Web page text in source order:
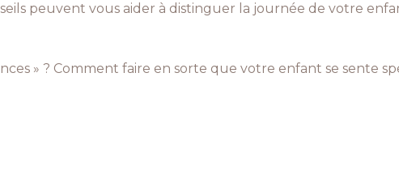
peuvent vous aider à distinguer la journée de votre
» ? Comment faire en sorte que votre enfant se sente